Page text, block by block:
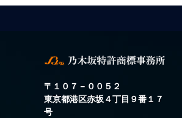
〒１０７－００５２
東京都港区赤坂４丁目９番１７
号